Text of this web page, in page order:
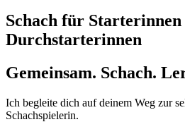
Schach für
Durchstarterinnen
Gemeinsam. Schach.
Ich begleite dich auf deinem Weg zur
Schachspielerin.